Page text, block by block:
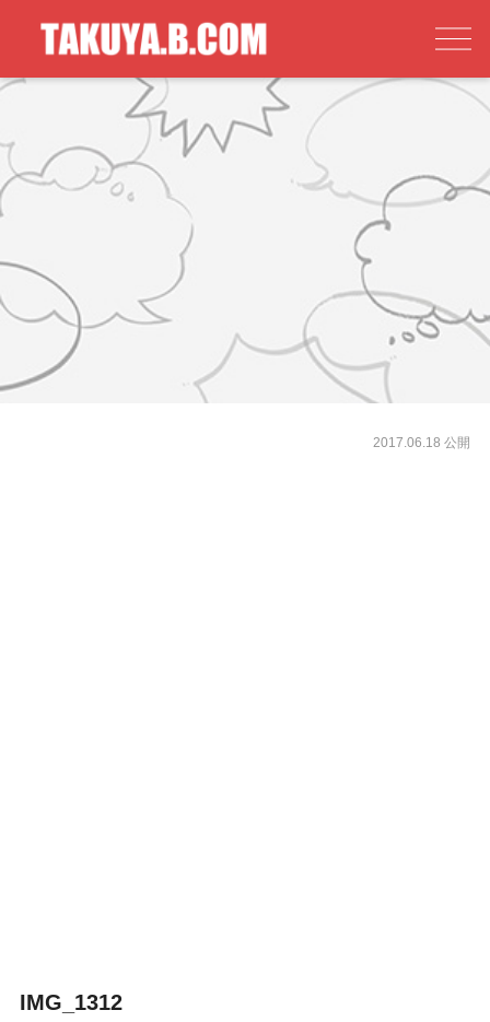
2017.06.18 公開
IMG_1312